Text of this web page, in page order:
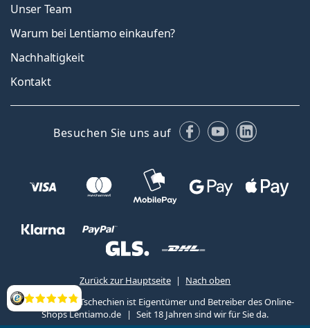
Bewertung
Unser Team
Warum bei Lentiamo einkaufen?
Nachhaltigkeit
Kontakt
Besuchen Sie uns auf Facebook
YouTubeLinkedIn
Zurück zur Hauptseite
Nach oben
Lentiamo s.r.o., Tschechien ist Eigentümer und Betreiber des Online-
Shops Lentiamo.de
Seit 18 Jahren sind wir für Sie da.